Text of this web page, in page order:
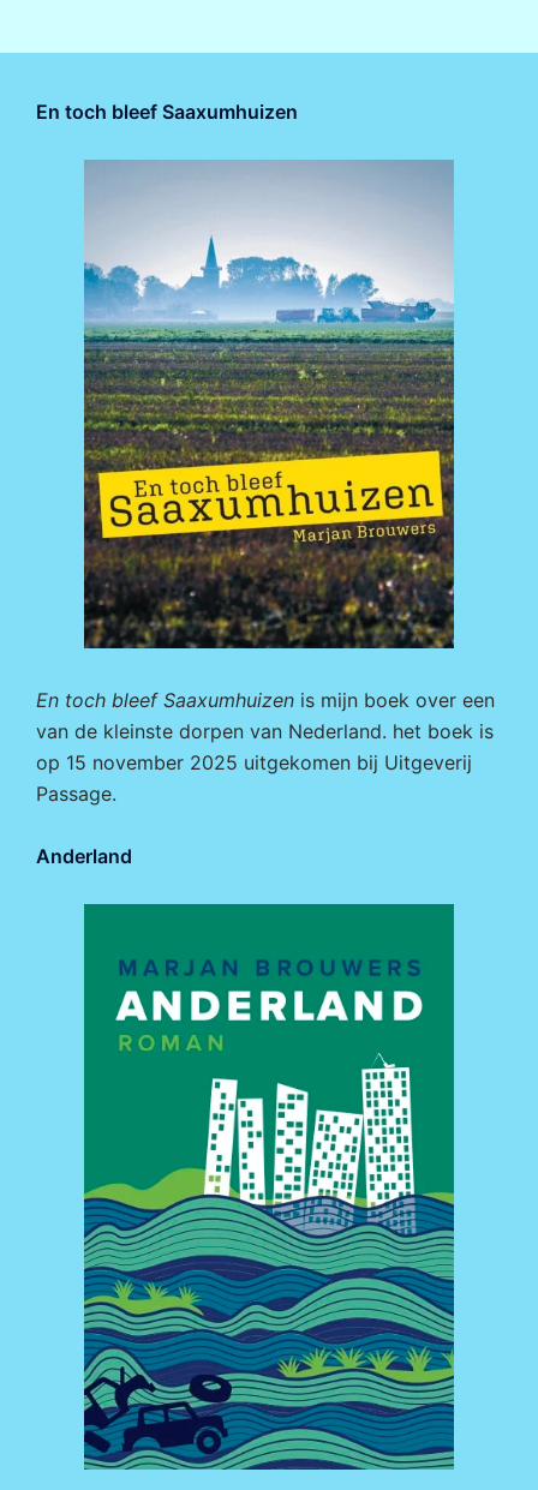
En toch bleef Saaxumhuizen
En toch bleef Saaxumhuizen is mijn boek over een
van de kleinste dorpen van Nederland. het boek is
op 15 november 2025 uitgekomen bij Uitgeverij
Passage.
Anderland